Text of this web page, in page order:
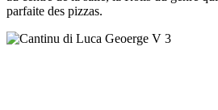
parfaite des pizzas.